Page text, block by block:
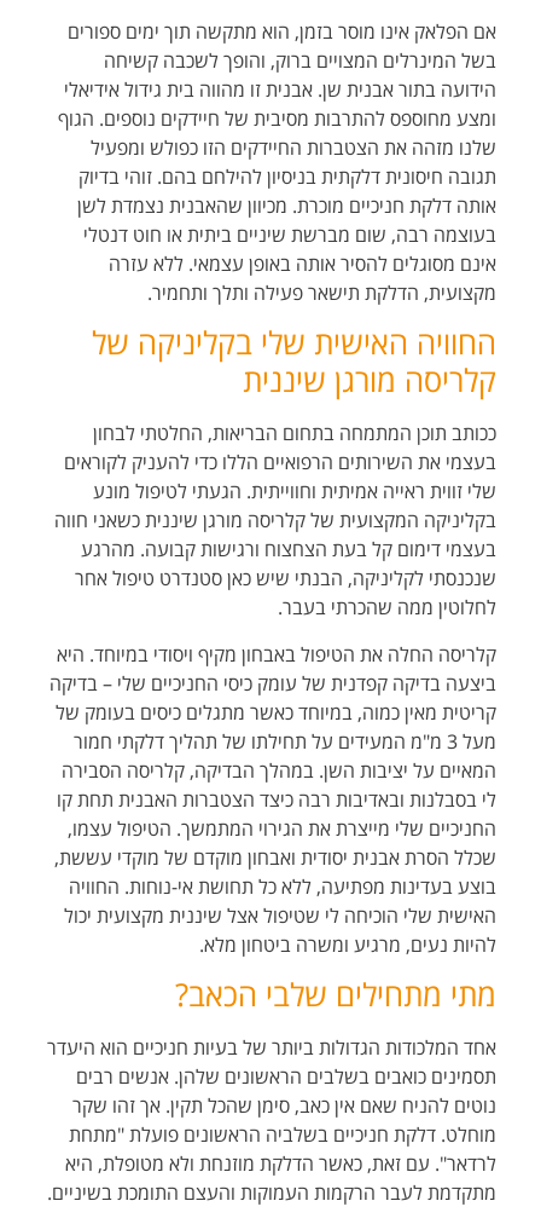
אם הפלאק אינו מוסר בזמן, הוא מתקשה תוך ימים ספורים
בשל המינרלים המצויים ברוק, והופך לשכבה קשיחה
הידועה בתור אבנית שן. אבנית זו מהווה בית גידול אידיאלי
ומצע מחוספס להתרבות מסיבית של חיידקים נוספים. הגוף
שלנו מזהה את הצטברות החיידקים הזו כפולש ומפעיל
תגובה חיסונית דלקתית בניסיון להילחם בהם. זוהי בדיוק
אותה דלקת חניכיים מוכרת. מכיוון שהאבנית נצמדת לשן
בעוצמה רבה, שום מברשת שיניים ביתית או חוט דנטלי
אינם מסוגלים להסיר אותה באופן עצמאי. ללא עזרה
מקצועית, הדלקת תישאר פעילה ותלך ותחמיר.
החוויה האישית שלי בקליניקה של
קלריסה מורגן שיננית
ככותב תוכן המתמחה בתחום הבריאות, החלטתי לבחון
בעצמי את השירותים הרפואיים הללו כדי להעניק לקוראים
שלי זווית ראייה אמיתית וחווייתית. הגעתי לטיפול מונע
בקליניקה המקצועית של קלריסה מורגן שיננית כשאני חווה
בעצמי דימום קל בעת הצחצוח ורגישות קבועה. מהרגע
שנכנסתי לקליניקה, הבנתי שיש כאן סטנדרט טיפול אחר
לחלוטין ממה שהכרתי בעבר.
קלריסה החלה את הטיפול באבחון מקיף ויסודי במיוחד. היא
ביצעה בדיקה קפדנית של עומק כיסי החניכיים שלי – בדיקה
קריטית מאין כמוה, במיוחד כאשר מתגלים כיסים בעומק של
מעל 3 מ"מ המעידים על תחילתו של תהליך דלקתי חמור
המאיים על יציבות השן. במהלך הבדיקה, קלריסה הסבירה
לי בסבלנות ובאדיבות רבה כיצד הצטברות האבנית תחת קו
החניכיים שלי מייצרת את הגירוי המתמשך. הטיפול עצמו,
שכלל הסרת אבנית יסודית ואבחון מוקדם של מוקדי עששת,
בוצע בעדינות מפתיעה, ללא כל תחושת אי-נוחות. החוויה
האישית שלי הוכיחה לי שטיפול אצל שיננית מקצועית יכול
להיות נעים, מרגיע ומשרה ביטחון מלא.
מתי מתחילים שלבי הכאב?
אחד המלכודות הגדולות ביותר של בעיות חניכיים הוא היעדר
תסמינים כואבים בשלבים הראשונים שלהן. אנשים רבים
נוטים להניח שאם אין כאב, סימן שהכל תקין. אך זהו שקר
מוחלט. דלקת חניכיים בשלביה הראשונים פועלת "מתחת
לרדאר". עם זאת, כאשר הדלקת מוזנחת ולא מטופלת, היא
מתקדמת לעבר הרקמות העמוקות והעצם התומכת בשיניים.